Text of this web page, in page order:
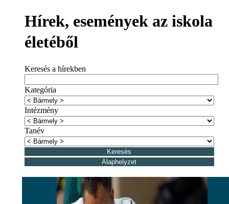
Hírek, események az iskola
életéből
Keresés a hírekben
Kategória
Intézmény
Tanév